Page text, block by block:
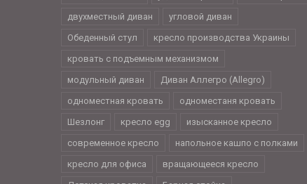
двухместный диван
угловой диван
Обеденный стул
кресло производства Украины
кровать с подъемным механизмом
модульный диван
Диван Аллегро (Allegro)
одноместная кровать
одноместаня кровать
Шезлонг
кресло egg
изысканное кресло
современное кресло
напольное кашпо с полками
кресло для офиса
вращающееся кресло